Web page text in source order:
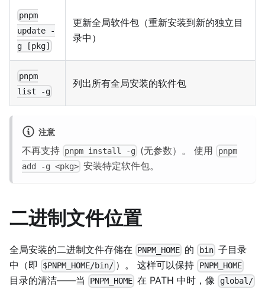
pnpm
update -
g [pkg]
更新全局软件包（重新安装到新的独立目
录中）
pnpm
list -g
列出所有全局安装的软件包
注意
不再支持 pnpm install -g (无参数）。 使用 pnpm
add -g <pkg> 安装特定软件包。
二进制文件位置
全局安装的二进制文件存储在 PNPM_HOME 的 bin子目录
中（即
$PNPM_HOME/bin/ ）。 这样可以保持 PNPM_HOME
目录的清洁——当 PNPM_HOME 在 PATH 中时，像 global/